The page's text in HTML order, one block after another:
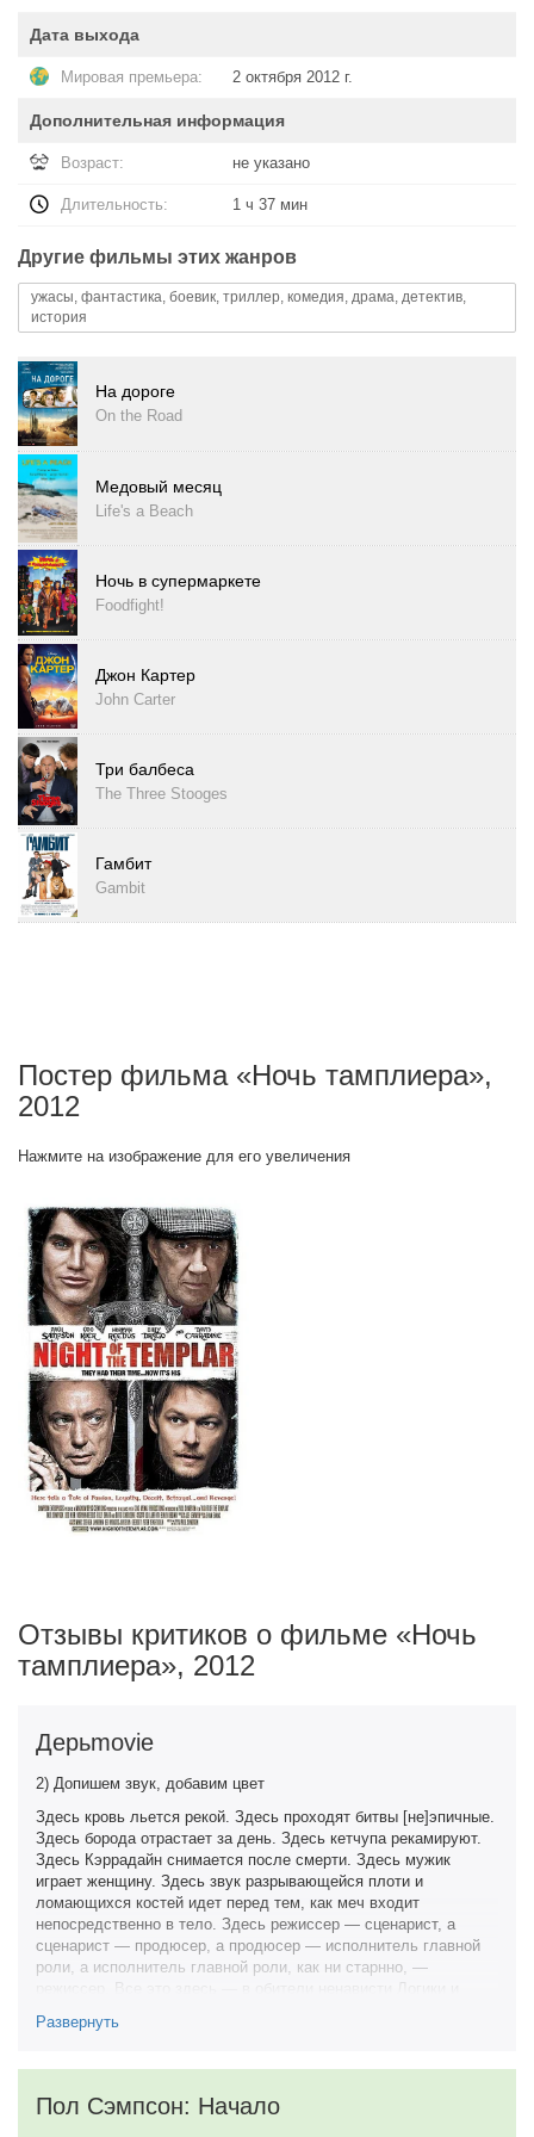
Дата выхода
Мировая премьера: 2 октября 2012 г.
Дополнительная информация
Возраст: не указано
Длительность: 1 ч 37 мин
Другие фильмы этих жанров
ужасы, фантастика, боевик, триллер, комедия, драма, детектив,
история
На дороге
On the Road
Медовый месяц
Life's a Beach
Ночь в супермаркете
Foodfight!
Джон Картер
John Carter
Три балбеса
The Three Stooges
Гамбит
Gambit
Постер фильма «Ночь тамплиера»,
2012
Нажмите на изображение для его увеличения
Отзывы критиков о фильме «Ночь
тамплиера», 2012
Дерьmovie
2) Допишем звук, добавим цвет
Здесь кровь льется рекой. Здесь проходят битвы [не]эпичные.
Здесь борода отрастает за день. Здесь кетчупа рекамируют.
Здесь Кэррадайн снимается после смерти. Здесь мужик
играет женщину. Здесь звук разрывающейся плоти и
ломающихся костей идет перед тем, как меч входит
непосредственно в тело. Здесь режиссер — сценарист, а
сценарист — продюсер, а продюсер — исполнитель главной
роли, а исполнитель главной роли, как ни старнно, —
режиссер. Все это здесь — в обители ненависти Логики и
способом: сниматься и снимать (он и режиссер тоже, не
Развернуть
Пол Сэмпсон: Начало